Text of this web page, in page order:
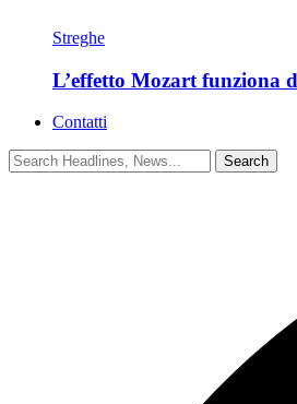
Streghe
L’effetto Mozart funziona
Contatti